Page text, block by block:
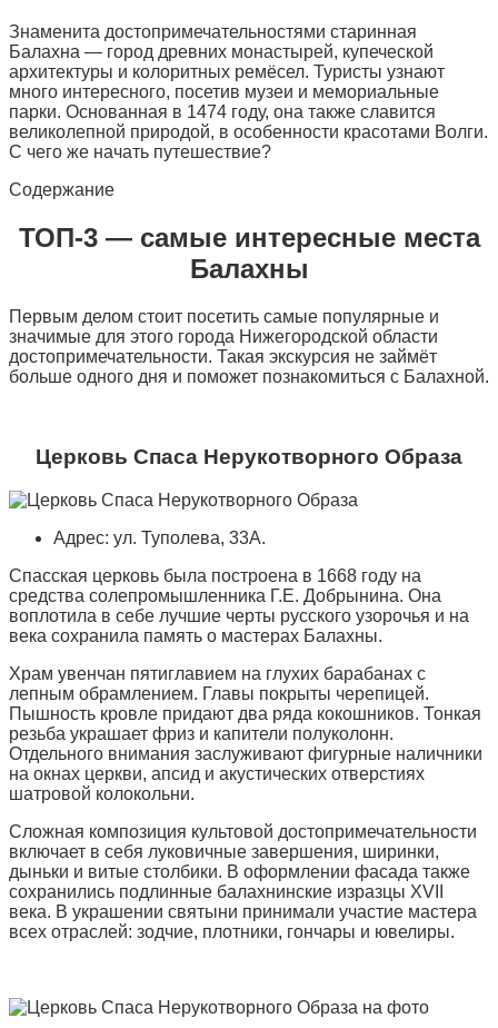
Знаменита достопримечательностями старинная
Балахна — город древних монастырей, купеческой
архитектуры и колоритных ремёсел. Туристы узнают
много интересного, посетив музеи и мемориальные
парки. Основанная в 1474 году, она также славится
великолепной природой, в особенности красотами Волги.
С чего же начать путешествие?
Содержание
ТОП-3 — самые интересные места
Балахны
Первым делом стоит посетить самые популярные и
значимые для этого города Нижегородской области
достопримечательности. Такая экскурсия не займёт
больше одного дня и поможет познакомиться с Балахной.
Церковь Спаса Нерукотворного Образа
Адрес: ул. Туполева, 33А.
Спасская церковь была построена в 1668 году на
средства солепромышленника Г.Е. Добрынина. Она
воплотила в себе лучшие черты русского узорочья и на
века сохранила память о мастерах Балахны.
Храм увенчан пятиглавием на глухих барабанах с
лепным обрамлением. Главы покрыты черепицей.
Пышность кровле придают два ряда кокошников. Тонкая
резьба украшает фриз и капители полуколонн.
Отдельного внимания заслуживают фигурные наличники
на окнах церкви, апсид и акустических отверстиях
шатровой колокольни.
Сложная композиция культовой достопримечательности
включает в себя луковичные завершения, ширинки,
дыньки и витые столбики. В оформлении фасада также
сохранились подлинные балахнинские изразцы XVII
века. В украшении святыни принимали участие мастера
всех отраслей: зодчие, плотники, гончары и ювелиры.